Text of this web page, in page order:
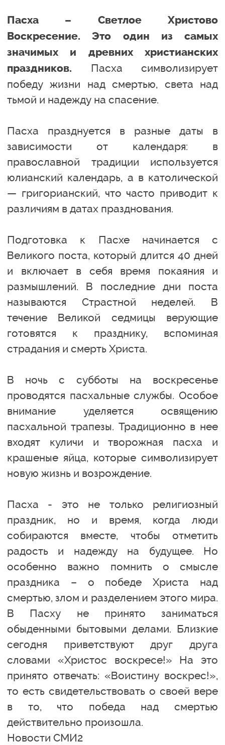
Пасха – Светлое Христово
Воскресение. Это один из самых
значимых и древних христианских
праздников. Пасха символизирует
победу жизни над смертью, света над
тьмой и надежду на спасение.
Пасха празднуется в разные даты в
зависимости от календаря: в
православной традиции используется
юлианский календарь, а в католической
— григорианский, что часто приводит к
различиям в датах празднования.
Подготовка к Пасхе начинается с
Великого поста, который длится 40 дней
и включает в себя время покаяния и
размышлений. В последние дни поста
называются Страстной неделей. В
течение Великой седмицы верующие
готовятся к празднику, вспоминая
страдания и смерть Христа.
В ночь с субботы на воскресенье
проводятся пасхальные службы. Особое
внимание уделяется освящению
пасхальной трапезы. Традиционно в нее
входят куличи и творожная пасха и
крашеные яйца, которые символизирует
новую жизнь и возрождение.
Пасха - это не только религиозный
праздник, но и время, когда люди
собираются вместе, чтобы отметить
радость и надежду на будущее. Но
особенно важно помнить о смысле
праздника – о победе Христа над
смертью, злом и разделением этого мира.
В Пасху не принято заниматься
обыденными бытовыми делами. Близкие
сегодня приветствуют друг друга
словами «Христос воскресе!» На это
принято отвечать: «Воистину воскрес!»,
то есть свидетельствовать о своей вере
в то, что победа над смертью
действительно произошла.
Новости СМИ2